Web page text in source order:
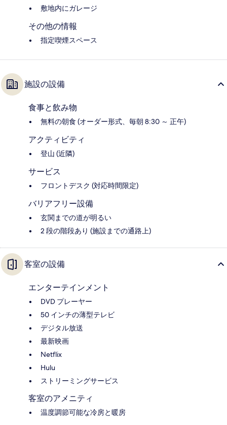
敷地内にガレージ
その他の情報
指定喫煙スペース
施設の設備
食事と飲み物
無料の朝食 (オーダー形式、毎朝 8:30 ～ 正午)
アクティビティ
登山 (近隣)
サービス
フロントデスク (対応時間限定)
バリアフリー設備
玄関までの道が明るい
2 段の階段あり (施設までの通路上)
客室の設備
エンターテインメント
DVD プレーヤー
50 インチの薄型テレビ
デジタル放送
最新映画
Netflix
Hulu
ストリーミングサービス
客室のアメニティ
温度調節可能な冷房と暖房